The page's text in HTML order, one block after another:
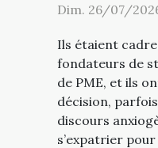
Dim. 26/07/
Ils étaient
fondateurs de
de PME, et ils
décision,
discours
s’expatrier